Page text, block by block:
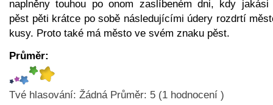
naplněny touhou po onom zaslíbeném dni, kdy jakási
pěst pěti krátce po sobě následujícími údery rozdrtí
kusy. Proto také má město ve svém znaku pěst.
Průměr:
Tvé hlasování: Žádná Průměr: 5 (1 hodnocení )